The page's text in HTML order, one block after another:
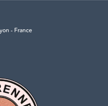
- France